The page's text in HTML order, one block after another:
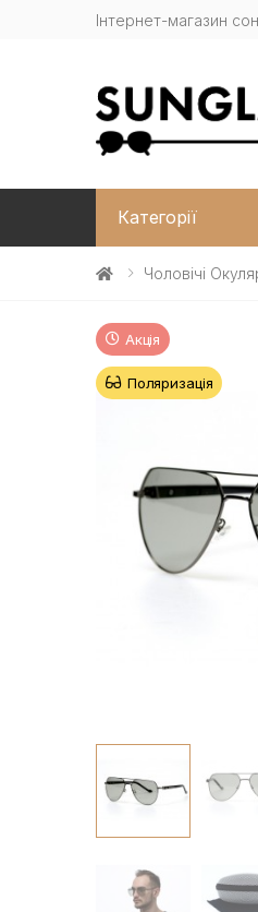
Інтернет-магазин
Категорії
Чоловічі
Акція
Поляризація